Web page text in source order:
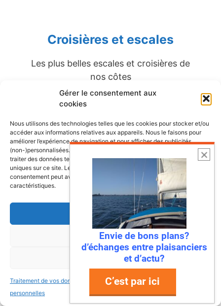
Gérer le consentement aux
cookies
Nous utilisons des technologies telles que les cookies pour stocker et/ou
accéder aux informations relatives aux appareils. Nous le faisons pour
améliorer l’expérience de navigation et pour afficher des publicités
(non-)personnalisées. Consentir à ces technologies nous autorisera à
traiter des données telles que le comportement de navigation ou les ID
uniques sur ce site. Le fait de ne pas consentir ou de retirer son
consentement peut avoir un effet négatif sur certaines fonctonnalités et
caractéristiques.
Accepter
Refuser
Voir les préférences
Traitement de vos données
personnelles
Traitement de vos données
personnelles
Croisières et escales
Les plus belles escales et croisières de
nos côtes
Envie de fraicheur ? Larguez les
Imaginez : des falaises vertigineuses qui
plongent dans une mer turquoise, des ports
Envie de bons plans?
d’échanges entre plaisanciers
et d’actu?
C’est par ici